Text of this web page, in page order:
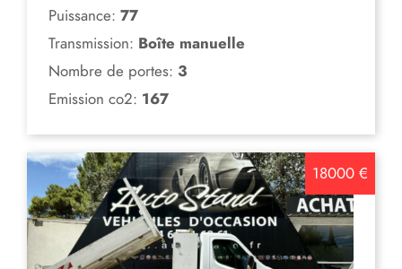
Puissance: 77
Transmission: Boîte manuelle
Nombre de portes: 3
Emission co2: 167
18000 €